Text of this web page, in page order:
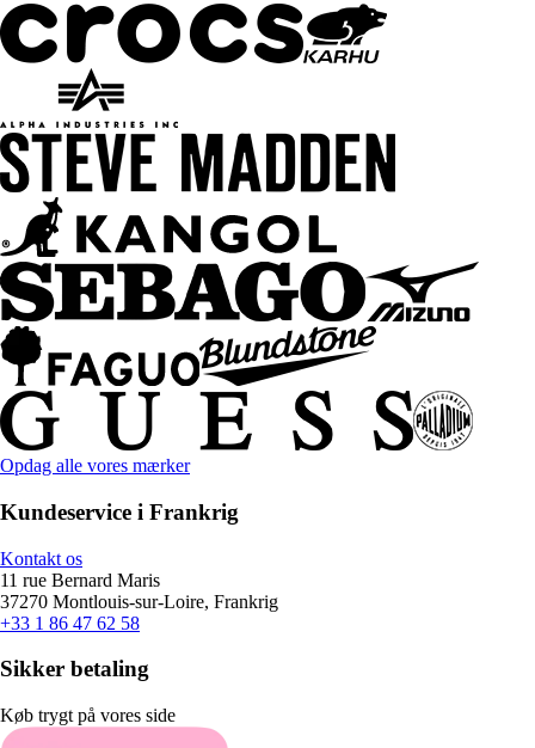
Opdag alle vores mærker
Kundeservice i Frankrig
Kontakt os
11 rue Bernard Maris
37270 Montlouis-sur-Loire, Frankrig
+33 1 86 47 62 58
Sikker betaling
Køb trygt på vores side